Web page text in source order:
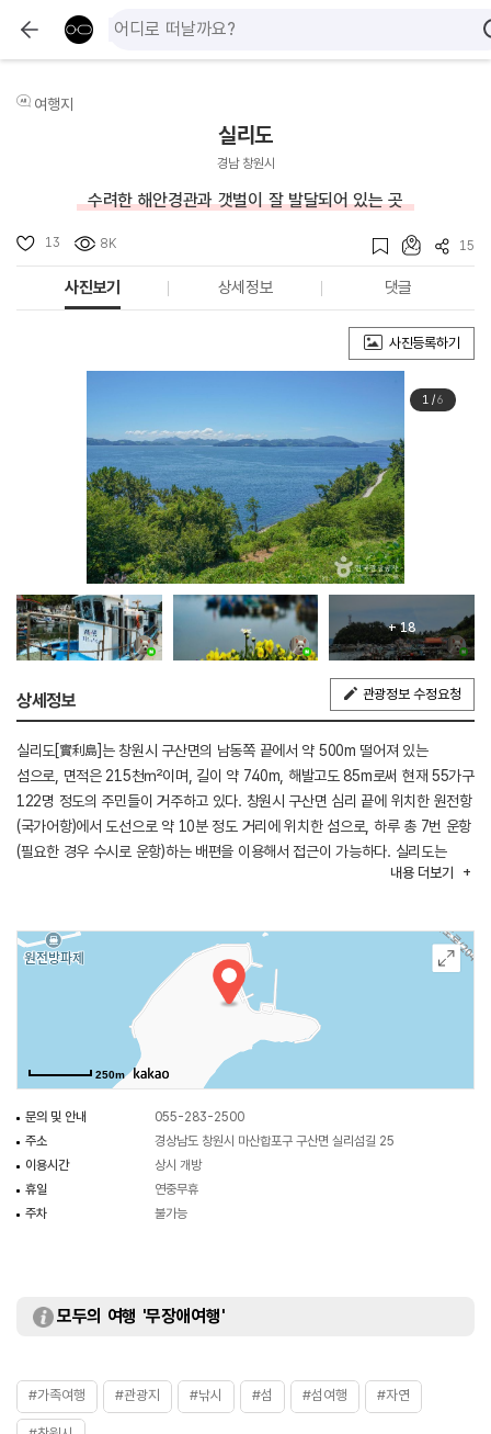
여행지
실리도
경남 창원시
수려한 해안경관과 갯벌이 잘 발달되어 있는 곳
13 8K 15
사진보기 상세정보 댓글
사진등록하기
1/6
+ 18
상세정보 관광정보 수정요청
실리도[實利島]는 창원시 구산면의 남동쪽 끝에서 약 500m 떨어져 있는
섬으로, 면적은 215천㎡이며, 길이 약 740m, 해발고도 85m로써 현재 55가구
122명 정도의 주민들이 거주하고 있다. 창원시 구산면 심리 끝에 위치한 원전항
(국가어항)에서 도선으로 약 10분 정도 거리에 위치한 섬으로, 하루 총 7번 운항
(필요한 경우 수시로 운항)하는 배편을 이용해서 접근이 가능하다. 실리도는
남해안 도서의 특성이 살아 있는 수려한 해안경관과 갯벌이 잘 발달하여 있으며,
있다. 러일전쟁 당시에는 러시아 해군의 주둔지로, 러시아가 일본에 패배한
이후에는 일본의 진지로 활용되었던 곳으로, 현재는 우리나라 해군시설 일부가
이 섬 남단부에 위치해 있다.
예부터 과실나무가 무성하여 마을 이름을 실리도로 명명하였다고 하며, 특히
매실·딸기·밤 등이 많이 생산되었고, 지금도 매실나무의 고목이 남아 있다고
한다. 이 섬의 북동쪽에는 초아도라는 작은 섬이 하나 있는데, 이 지역 사람들의
말에 의하면 섬의 모습이 아득한 옛날에 이 섬에 살았던 어느 과부가 어린
건너오는데 외동아들을 깜빡 잊고 자기만 건너와, 두 다리를 뻗고 통곡을 하면서
아이를 부르고 있는 모습과 같다고 하여 붙여진 이름이라 한다. 실리도는
오염되지 않은 남해안의 해안전경과 청정한 바닷빛을 볼 수 있는 육지와 가까운
섬이자 볼락과 가자미 등이 잘 잡히는 낚시터로도 유명한 곳이다, 또한 인근
내용 더보기
250m
문의 및 안내
055-283-2500
주소
경상남도 창원시 마산합포구 구산면 실리섬길 25
이용시간
상시 개방
휴일
연중무휴
주차
불가능
모두의 여행 '무장애여행'
#가족여행 #관광지 #낚시 #섬 #섬여행 #자연